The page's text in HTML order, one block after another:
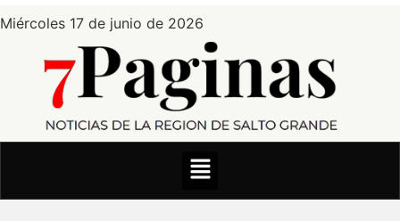
Miércoles 17 de junio de 2026